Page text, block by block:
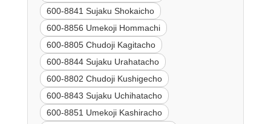
600-8841 Sujaku Shokaicho
600-8856 Umekoji Hommachi
600-8805 Chudoji Kagitacho
600-8844 Sujaku Urahatacho
600-8802 Chudoji Kushigecho
600-8843 Sujaku Uchihatacho
600-8851 Umekoji Kashiracho